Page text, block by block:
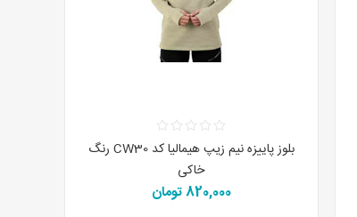
بلوز پاییزه نیم زیپ هیمالیا کد CW30 رنگ
خاکی
820,000 تومان